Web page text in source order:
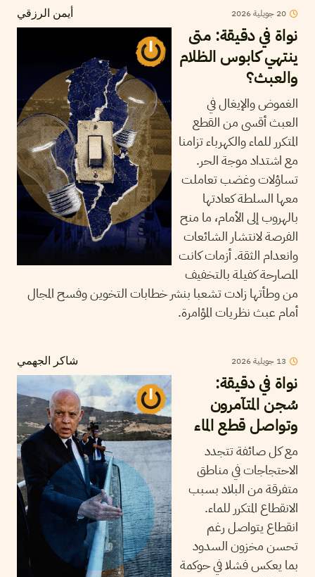
أيمن الرزقي 20 جويلية2026
نواة في دقيقة: متى
ينتهي كابوس الظلام
والعبث؟
الغموض والإيغال في
العبث أقسى من القطع
المتكرر للماء والكهرباء تزامنا
مع اشتداد موجة الحر.
تساؤلات وغضب تعاملت
معها السلطة كعادتها
بالهروب إلى الأمام، ما منح
الفرصة لانتشار الشائعات
وانعدام الثقة. أزمات كانت
المصارحة كفيلة بالتخفيف
من وطأتها زادت تشعبا بنشر خطابات التخوين وفسح المجال
أمام عبث نظريات المؤامرة.
شاكر الجهمي 13 جويلية2026
نواة في دقيقة:
سُجن المتآمرون
وتواصل قطع الماء
مع كل صائفة تتجدد
الاحتجاجات في مناطق
متفرقة من البلاد بسبب
الانقطاع المتكرر للماء.
انقطاع يتواصل رغم
تحسن مخزون السدود
بما يعكس فشلا في حوكمة